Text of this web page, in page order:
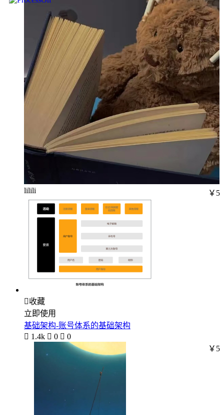
lilili ￥5
收藏
立即使用
基础架构-账号体系的基础架构
 1.4k  0  0
￥5